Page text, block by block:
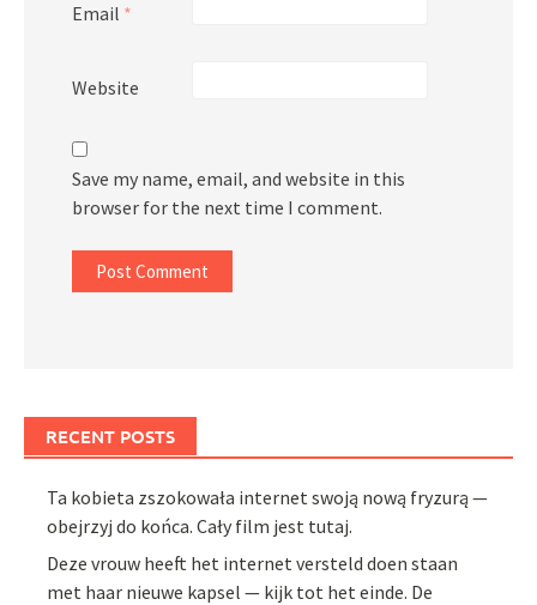
Email *
Website
Save my name, email, and website in this
browser for the next time I comment.
RECENT POSTS
Ta kobieta zszokowała internet swoją nową fryzurą —
obejrzyj do końca. Cały film jest tutaj.
Deze vrouw heeft het internet versteld doen staan
met haar nieuwe kapsel — kijk tot het einde. De